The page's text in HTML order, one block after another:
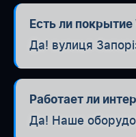
Есть ли покрытие
Да! вулиця
Работает ли
Да! Наше